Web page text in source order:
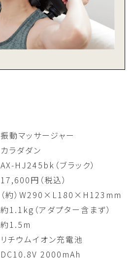
振動マッサージャー
カラダダン
AX-HJ245bk（ブラック）
17,600円（税込）
（約）W290×L180×H123mm
約1.1kg（アダプター含まず）
約1.5m
リチウムイオン充電池
DC10.8V 2000mAh